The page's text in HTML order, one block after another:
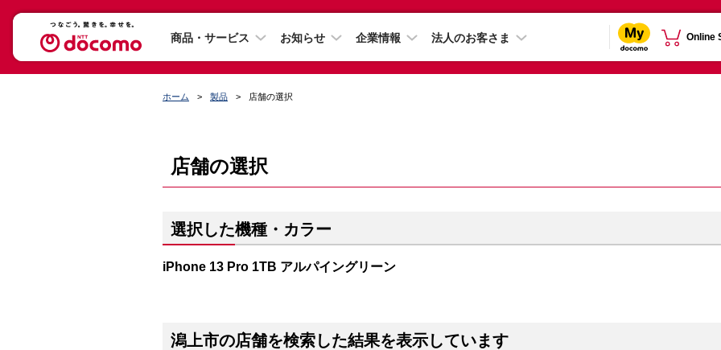
商品・サービス お知らせ 企業情報 法人のお客さま Online
ホーム 製品 店舗の選択
店舗の選択
選択した機種・カラー
iPhone 13 Pro 1TB アルパイングリーン
潟上市の店舗を検索した結果を表示しています